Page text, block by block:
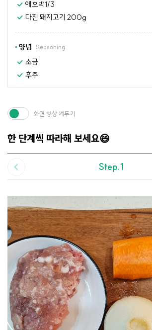
애호박1/3
다진 돼지고기 200g
양념 Seasoning
소금
후추
한 단계씩 따라해 보세요😄
화면 항상 켜두기
Step.1